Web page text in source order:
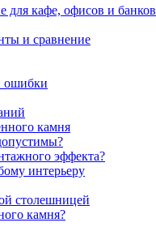
для кафе, офисов и банков
и сравнение
ошибки
камня
эффекта?
интерьеру
столешницей
камня?